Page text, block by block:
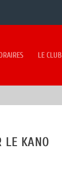
LE CLUB
LE KANO